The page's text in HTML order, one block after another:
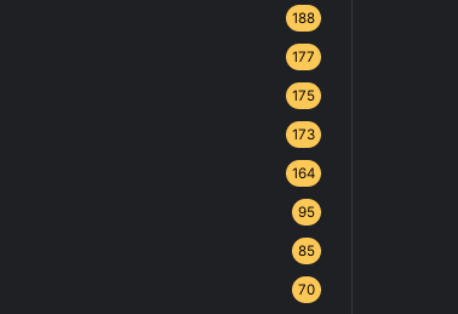
188
177
175
173
164
95
85
70